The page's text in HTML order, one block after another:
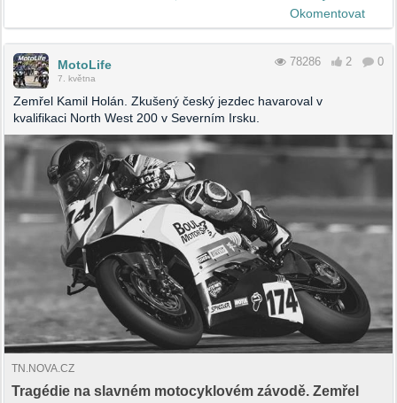
Okomentovat
MotoLife
7. května
78286 2 0
Zemřel Kamil Holán. Zkušený český jezdec havaroval v
kvalifikaci North West 200 v Severním Irsku.
TN.NOVA.CZ
Tragédie na slavném motocyklovém závodě. Zemřel